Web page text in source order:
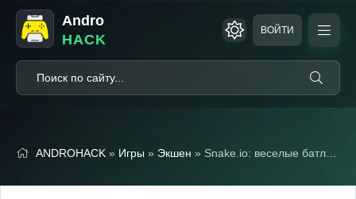
Andro
HACK
ВОЙТИ
ANDROHACK » Игры » Экшен » Snake.io: веселые батл-игры (Мод, Unlocked)